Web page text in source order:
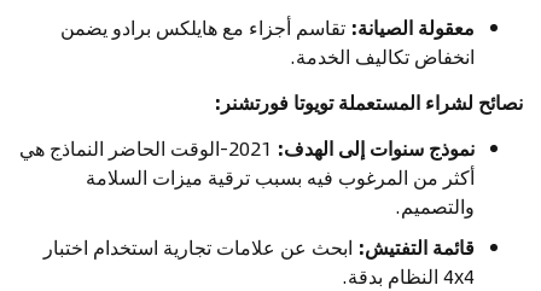
معقولة الصيانة: تقاسم أجزاء مع هايلكس برادو يضمن
انخفاض تكاليف الخدمة.
نصائح لشراء المستعملة تويوتا فورتشنر:
نموذج سنوات إلى الهدف:
2021-الوقت الحاضر النماذج هي
أكثر من المرغوب فيه بسبب ترقية ميزات السلامة
والتصميم.
قائمة التفتيش: ابحث عن علامات تجارية استخدام اختبار
4x4 النظام بدقة.